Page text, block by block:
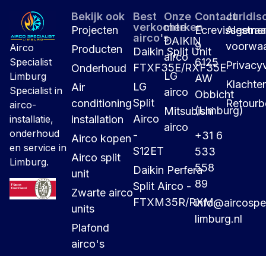
Airco
Specialist
Limburg
Specialist in
airco-
installatie,
onderhoud
en service in
Limburg.
Bekijk ook
Projecten
Producten
Onderhoud
Air
conditioning
installation
Airco kopen
Airco split
unit
Zwarte airco
units
Plafond
airco's
Best
verkochte
airco's
Daikin Split Unit
FTXF35E/RXF35E
LG
Split
Airco
-
S12ET
Daikin Perfera
Split Airco -
FTXM35R/RXM
Onze
merken
DAIKIN
airco
LG
airco
Mitsubishi
airco
Contact
9
6125
AW
Obbicht
(Limburg)
+31 6
533
558
89
limburg.nl